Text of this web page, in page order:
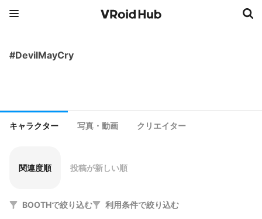
#DevilMayCry
キャラクター 写真・動画 クリエイター
関連度順 投稿が新しい順
BOOTHで絞り込む 利用条件で絞り込む